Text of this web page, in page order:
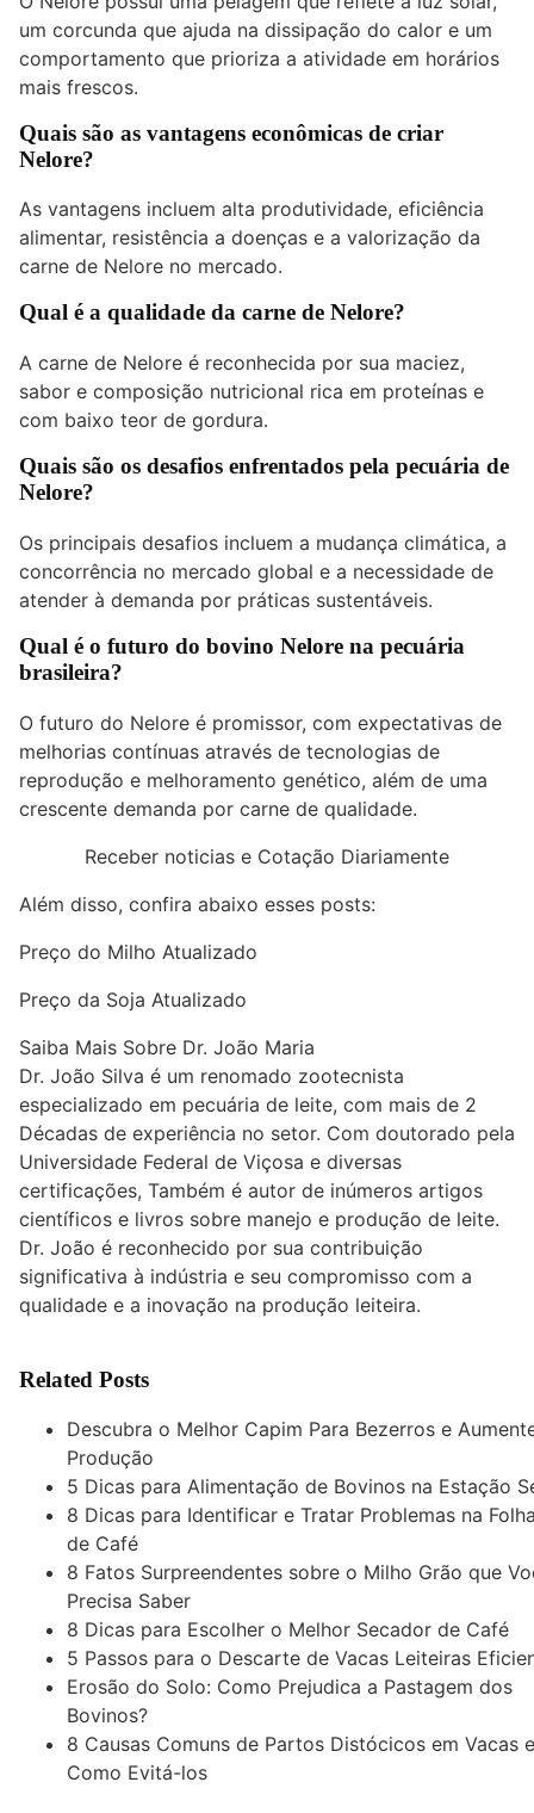
um corcunda que ajuda na dissipação do calor e um
comportamento que prioriza a atividade em horários
mais frescos.
Quais são as vantagens econômicas de criar
Nelore?
As vantagens incluem alta produtividade, eficiência
alimentar, resistência a doenças e a valorização da
carne de Nelore no mercado.
Qual é a qualidade da carne de Nelore?
A carne de Nelore é reconhecida por sua maciez,
sabor e composição nutricional rica em proteínas e
com baixo teor de gordura.
Quais são os desafios enfrentados pela pecuária de
Nelore?
Os principais desafios incluem a mudança climática, a
concorrência no mercado global e a necessidade de
atender à demanda por práticas sustentáveis.
Qual é o futuro do bovino Nelore na pecuária
brasileira?
O futuro do Nelore é promissor, com expectativas de
melhorias contínuas através de tecnologias de
reprodução e melhoramento genético, além de uma
crescente demanda por carne de qualidade.
Receber noticias e Cotação Diariamente
Além disso, confira abaixo esses posts:
Preço do Milho Atualizado
Preço da Soja Atualizado
Saiba Mais Sobre Dr. João Maria
Dr. João Silva é um renomado zootecnista
especializado em pecuária de leite, com mais de 2
Décadas de experiência no setor. Com doutorado pela
Universidade Federal de Viçosa e diversas
certificações, Também é autor de inúmeros artigos
científicos e livros sobre manejo e produção de leite.
Dr. João é reconhecido por sua contribuição
significativa à indústria e seu compromisso com a
qualidade e a inovação na produção leiteira.
Related Posts
Descubra o Melhor Capim Para Bezerros e
Produção
5 Dicas para Alimentação de Bovinos na Estação
8 Dicas para Identificar e Tratar Problemas na
de Café
8 Fatos Surpreendentes sobre o Milho Grão que
Precisa Saber
8 Dicas para Escolher o Melhor Secador de Café
5 Passos para o Descarte de Vacas Leiteiras
Erosão do Solo: Como Prejudica a Pastagem dos
Bovinos?
8 Causas Comuns de Partos Distócicos em Vacas e
Como Evitá-los